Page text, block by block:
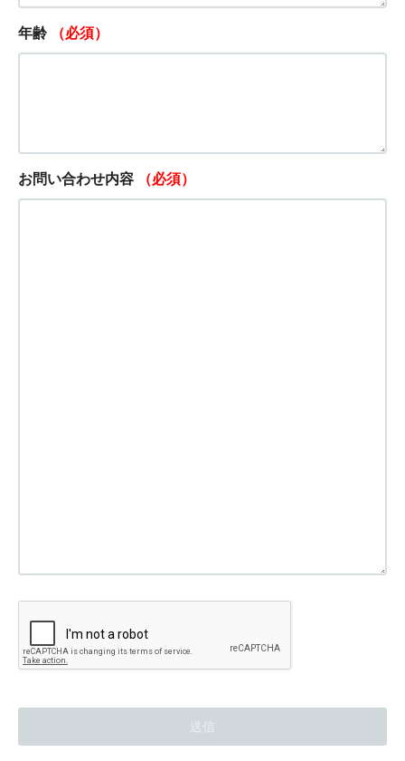
年齢 （必須）
お問い合わせ内容 （必須）